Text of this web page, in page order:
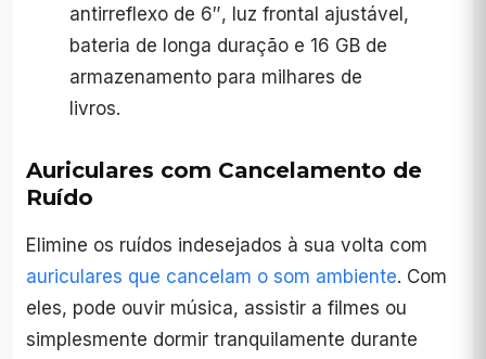
antirreflexo de 6″, luz frontal ajustável,
bateria de longa duração e 16 GB de
armazenamento para milhares de
livros.
Auriculares com Cancelamento de
Ruído
Elimine os ruídos indesejados à sua volta com
auriculares que cancelam o som ambiente. Com
eles, pode ouvir música, assistir a filmes ou
simplesmente dormir tranquilamente durante